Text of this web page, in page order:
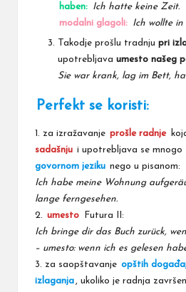
haben:
Ich hatte keine Zeit.
modalni glagoli:
Ich wollte
Takodje prošlu tradnju pri
upotrebljava umesto našeg
Sie war krank, lag im Bett,
Perfekt se koristi:
1. za izražavanje prošle radnje
sadašnju i upotrebljava se mnogo
govornom jeziku nego u pisanom:
Ich habe meine Wohnung
lange ferngesehen.
2. umesto
Futura II:
Ich bringe dir das Buch zurück,
– umesto: wenn ich es gelesen
3. za saopštavanje opštih
izlaganja , ukoliko je radnja